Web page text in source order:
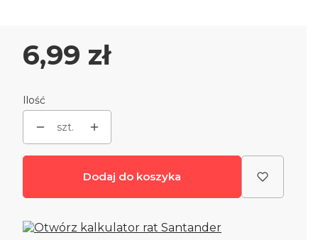
Cena
6,99 zł
Ilość
szt.
Dodaj do koszyka